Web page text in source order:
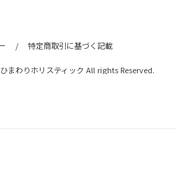
/ 特定商取引に基づく記載
まわりホリスティック All rights Reserved.